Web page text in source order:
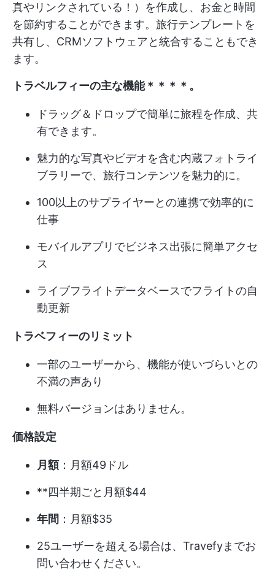
真やリンクされている！）を作成し、お金と時間
を節約することができます。旅行テンプレートを
共有し、CRMソフトウェアと統合することもでき
ます。
トラベルフィーの主な機能＊＊＊＊。
ドラッグ＆ドロップで簡単に旅程を作成、共
有できます。
魅力的な写真やビデオを含む内蔵フォトライ
ブラリーで、旅行コンテンツを魅力的に。
100以上のサプライヤーとの連携で効率的に
仕事
モバイルアプリでビジネス出張に簡単アクセ
ス
ライブフライトデータベースでフライトの自
動更新
トラベフィーのリミット
一部のユーザーから、機能が使いづらいとの
不満の声あり
無料バージョンはありません。
価格設定
月額：月額49ドル
**四半期ごと月額$44
年間 ：月額$35
25ユーザーを超える場合は、Travefyまでお
問い合わせください。